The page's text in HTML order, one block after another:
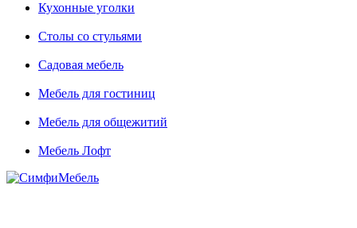
Кухонные уголки
Столы со стульями
Садовая мебель
Мебель для гостиниц
Мебель для общежитий
Мебель Лофт